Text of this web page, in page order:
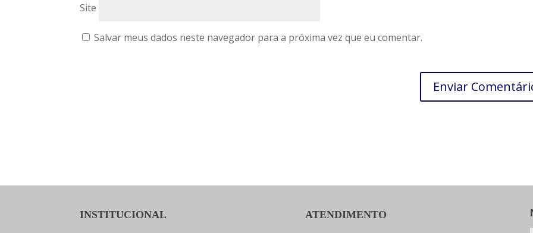
Site
Salvar meus dados neste navegador para a próxima vez que eu comentar.
INSTITUCIONAL ATENDIMENTO